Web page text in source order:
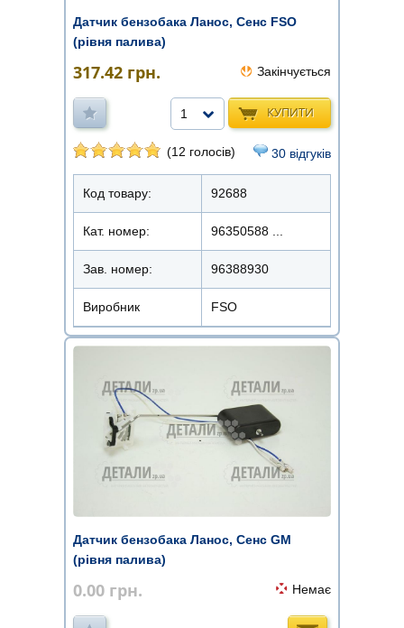
Датчик бензобака Ланос, Сенс FSO
(рівня палива)
317.42 грн. Закінчується
КУПИТИ
1
(12 голосів) 30 відгуків
Код товару: 92688
Кат. номер: 96350588 ...
Зав. номер: 96388930
Виробник FSO
Датчик бензобака Ланос, Сенс GM
(рівня палива)
0.00 грн. Немає